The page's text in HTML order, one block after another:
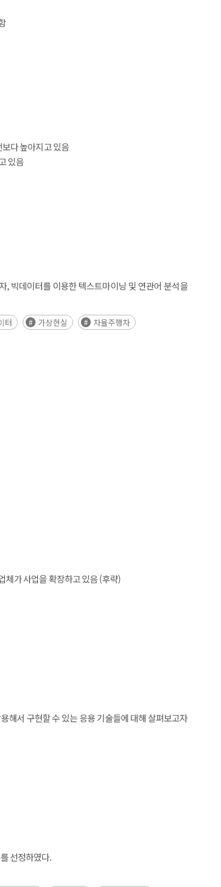
다 높아지고 있음
있음
빅데이터를 이용한 텍스트마이닝 및 연관어 분석을
터 가상현실
자율주행차
체가 사업을 확장하고 있음 (후략)
해서 구현할 수 있는 응용 기술들에 대해 살펴보고자
선정하였다.